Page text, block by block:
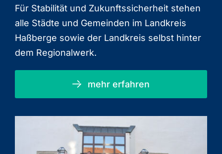
Für Stabilität und Zukunftssicherheit stehen
alle Städte und Gemeinden im Landkreis
Haßberge sowie der Landkreis selbst hinter
dem Regionalwerk.
mehr erfahren